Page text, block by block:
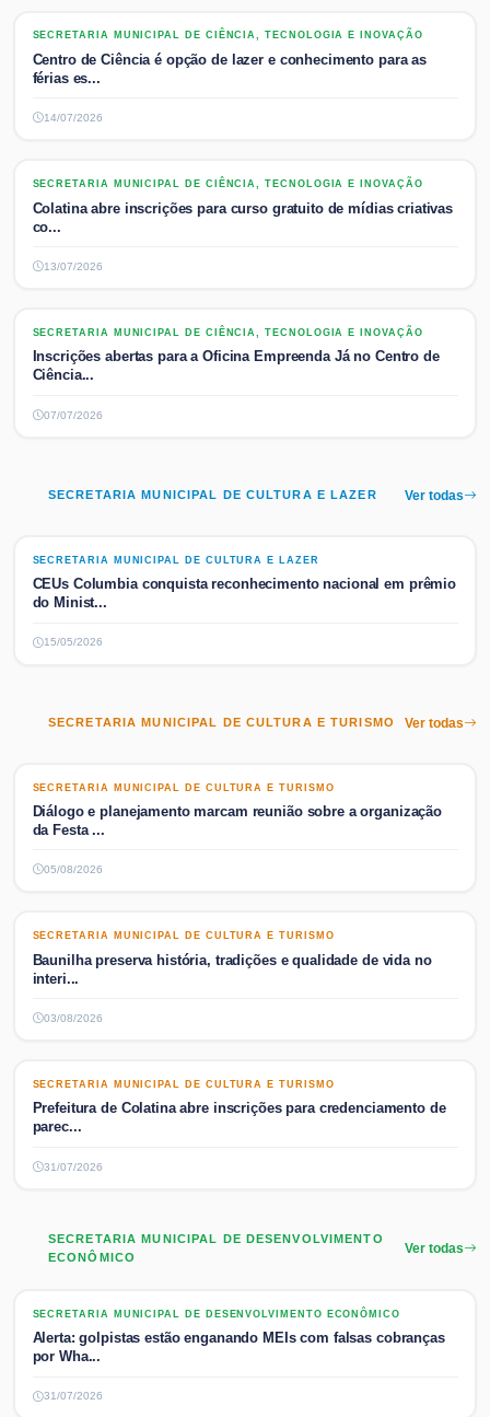
SECRETARIA MUNICIPAL DE CIÊNCIA, TECNOLOGIA E INOVAÇÃO
SECRETARIA MUNICIPAL DE CIÊNCIA, TECNOLOGIA E INOVAÇÃO
Centro de Ciência é opção de lazer e conhecimento para as
férias es...
14/07/2026
SECRETARIA MUNICIPAL DE CIÊNCIA, TECNOLOGIA E INOVAÇÃO
SECRETARIA MUNICIPAL DE CIÊNCIA, TECNOLOGIA E INOVAÇÃO
Colatina abre inscrições para curso gratuito de mídias criativas
co...
13/07/2026
SECRETARIA MUNICIPAL DE CIÊNCIA, TECNOLOGIA E INOVAÇÃO
SECRETARIA MUNICIPAL DE CIÊNCIA, TECNOLOGIA E INOVAÇÃO
Inscrições abertas para a Oficina Empreenda Já no Centro de
Ciência...
07/07/2026
SECRETARIA MUNICIPAL DE CULTURA E LAZER Ver todas
SECRETARIA MUNICIPAL DE CULTURA E LAZER
SECRETARIA MUNICIPAL DE CULTURA E LAZER
CEUs Columbia conquista reconhecimento nacional em prêmio
do Minist...
15/05/2026
SECRETARIA MUNICIPAL DE CULTURA E TURISMO Ver todas
SECRETARIA MUNICIPAL DE CULTURA E TURISMO
SECRETARIA MUNICIPAL DE CULTURA E TURISMO
Diálogo e planejamento marcam reunião sobre a organização
da Festa ...
05/08/2026
SECRETARIA MUNICIPAL DE CULTURA E TURISMO
SECRETARIA MUNICIPAL DE CULTURA E TURISMO
Baunilha preserva história, tradições e qualidade de vida no
interi...
03/08/2026
SECRETARIA MUNICIPAL DE CULTURA E TURISMO
SECRETARIA MUNICIPAL DE CULTURA E TURISMO
Prefeitura de Colatina abre inscrições para credenciamento de
parec...
31/07/2026
SECRETARIA MUNICIPAL DE DESENVOLVIMENTO
ECONÔMICO
Ver todas
SECRETARIA MUNICIPAL DE DESENVOLVIMENTO ECONÔMICO
SECRETARIA MUNICIPAL DE DESENVOLVIMENTO ECONÔMICO
Alerta: golpistas estão enganando MEIs com falsas cobranças
por Wha...
31/07/2026